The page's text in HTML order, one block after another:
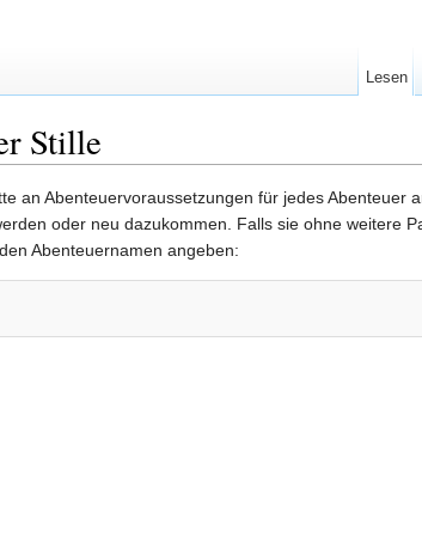
Stille
an Abenteuervoraussetzungen für jedes
oder neu dazukommen. Falls sie ohne weitere
Abenteuernamen angeben:
Lesen